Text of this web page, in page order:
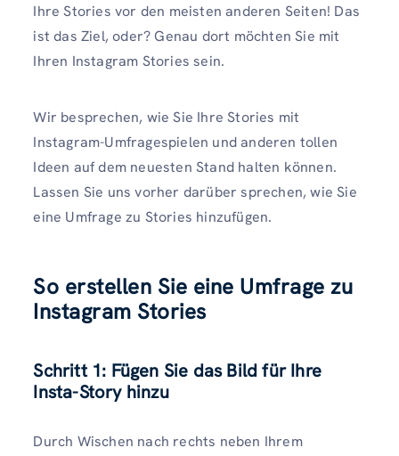
Ihre Stories vor den meisten anderen Seiten! Das
ist das Ziel, oder? Genau dort möchten Sie mit
Ihren Instagram Stories sein.
Wir besprechen, wie Sie Ihre Stories mit
Instagram-Umfragespielen und anderen tollen
Ideen auf dem neuesten Stand halten können.
Lassen Sie uns vorher darüber sprechen, wie Sie
eine Umfrage zu Stories hinzufügen.
So erstellen Sie eine Umfrage zu
Instagram Stories
Schritt 1: Fügen Sie das Bild für Ihre
Insta-Story hinzu
Durch Wischen nach rechts neben Ihrem